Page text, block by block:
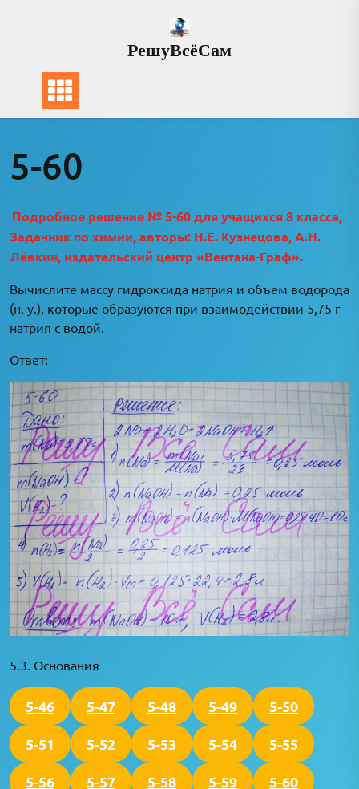
РешуВсёСам
5-60
Подробное решение № 5-60 для учащихся 8 класса,
Задачник по химии, авторы: Н.Е. Кузнецова, А.Н.
Лёвкин, издательский центр «Вентана-Граф».
Вычислите массу гидроксида натрия и объем водорода
(н. у.), которые образуются при взаимодействии 5,75 г
натрия с водой.
Ответ:
5.3. Основания
5-46 5-47 5-48 5-49 5-50
5-51 5-52 5-53 5-54 5-55
5-56 5-57 5-58 5-59 5-60